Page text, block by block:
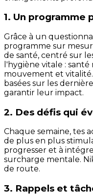
1. Un programme
Grâce à un
programme sur
de santé, centré sur
l'hygiène vitale :
mouvement et vitalité.
basées sur les
garantir leur impact.
2. Des défis qui
Chaque semaine, tes
de plus en plus
progresser et à
surcharge mentale.
de route.
3. Rappels et